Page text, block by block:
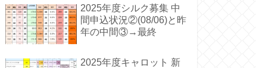
2025年度シルク募集 中
間申込状況②(08/06)と昨
年の中間③→最終
2025年度キャロット 新